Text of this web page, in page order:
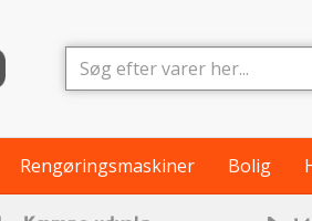
Rengøringsmaskiner Bolig